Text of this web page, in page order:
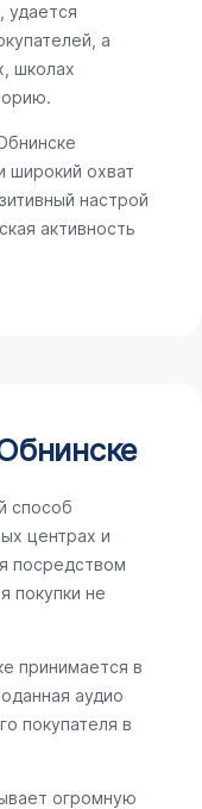
удается
а
школах
широкий охват
настрой
активность
способ
центрах и
посредством
покупки не
принимается в
аудио
покупателя в
огромную